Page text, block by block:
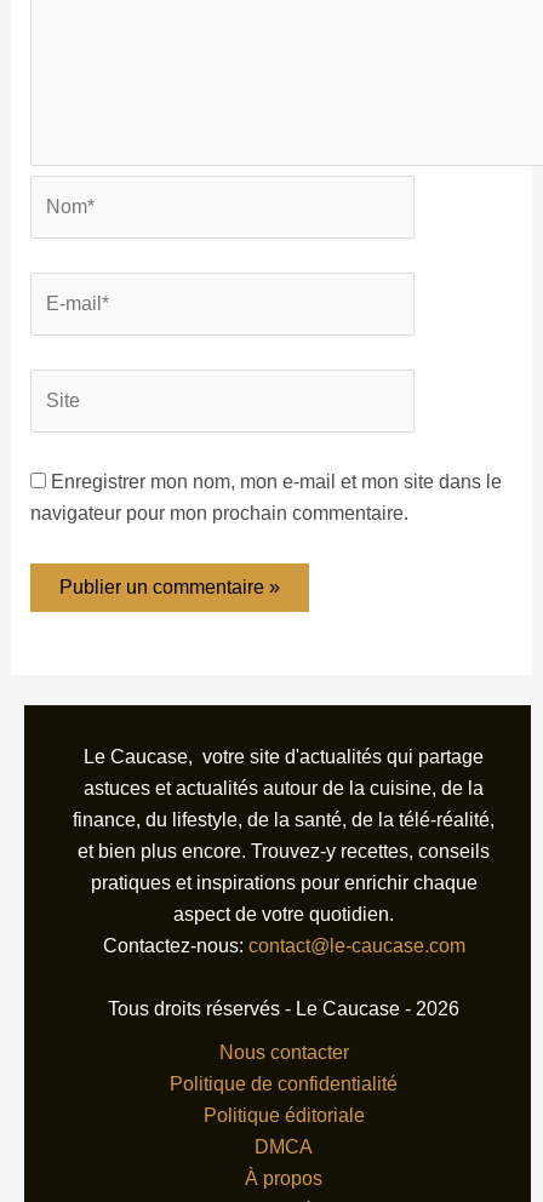
Enregistrer mon nom, mon e-mail et mon site dans le
navigateur pour mon prochain commentaire.
Le Caucase, votre site d'actualités qui partage
astuces et actualités autour de la cuisine, de la
finance, du lifestyle, de la santé, de la télé-réalité,
et bien plus encore. Trouvez-y recettes, conseils
pratiques et inspirations pour enrichir chaque
aspect de votre quotidien.
Contactez-nous: contact@le-caucase.com
Tous droits réservés - Le Caucase - 2026
Nous contacter
Politique de confidentialité
Politique éditoriale
DMCA
À propos